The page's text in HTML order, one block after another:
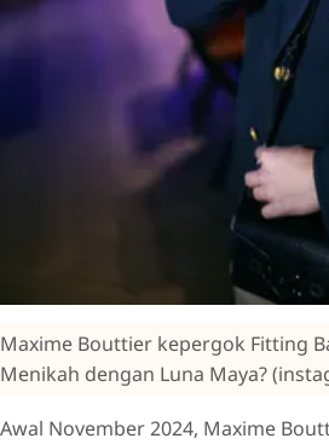
Maxime Bouttier kepergok Fitting
Menikah dengan Luna Maya?
Awal November 2024, Maxime